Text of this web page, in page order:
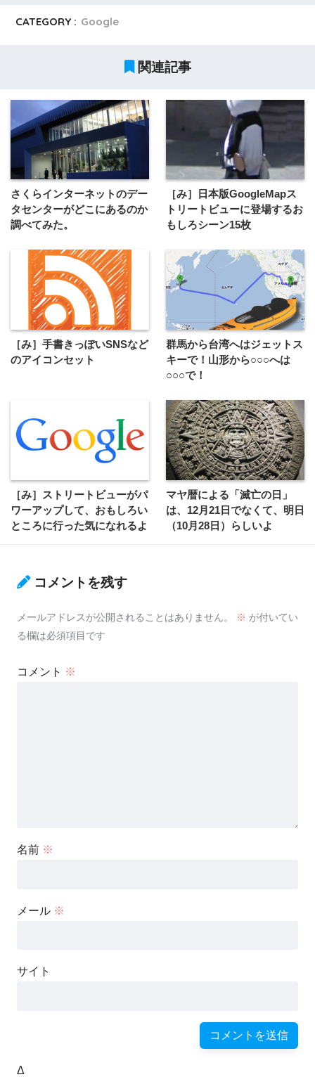
CATEGORY : Google
関連記事
さくらインターネットのデー
タセンターがどこにあるのか
調べてみた。
［み］日本版GoogleMapス
トリートビューに登場するお
もしろシーン15枚
［み］手書きっぽいSNSなど
のアイコンセット
群馬から台湾へはジェットス
キーで！山形から○○○へは
○○○で！
［み］ストリートビューがパ
ワーアップして、おもしろい
ところに行った気になれるよ
マヤ暦による「滅亡の日」
は、12月21日でなくて、明日
（10月28日）らしいよ
コメントを残す
メールアドレスが公開されることはありません。 ※ が付いてい
る欄は必須項目です
コメント ※
名前 ※
メール ※
サイト
Δ